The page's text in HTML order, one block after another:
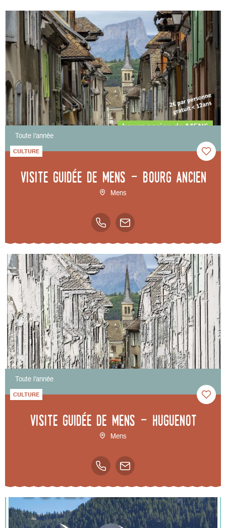
Toute l'année
CULTURE
Visite guidée de Mens - bourg ancien
Mens
Toute l'année
CULTURE
Visite guidée de Mens - Huguenot
Mens